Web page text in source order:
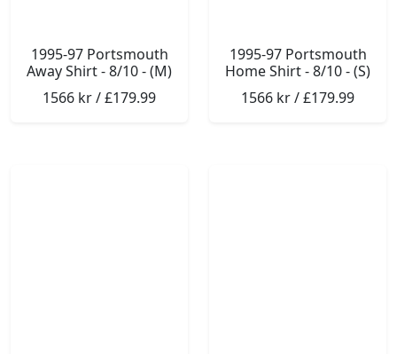
1995-97 Portsmouth
Away Shirt - 8/10 - (M)
1566 kr / £179.99
1995-97 Portsmouth
Home Shirt - 8/10 - (S)
1566 kr / £179.99